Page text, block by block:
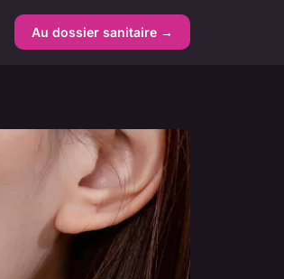
Au dossier sanitaire →